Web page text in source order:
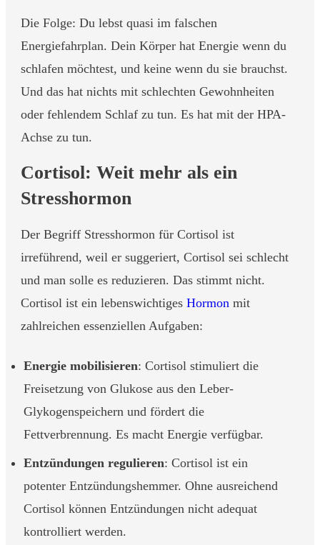
Die Folge: Du lebst quasi im falschen
Energiefahrplan. Dein Körper hat Energie wenn du
schlafen möchtest, und keine wenn du sie brauchst.
Und das hat nichts mit schlechten Gewohnheiten
oder fehlendem Schlaf zu tun. Es hat mit der HPA-
Achse zu tun.
Cortisol: Weit mehr als ein
Stresshormon
Der Begriff Stresshormon für Cortisol ist
irreführend, weil er suggeriert, Cortisol sei schlecht
und man solle es reduzieren. Das stimmt nicht.
Cortisol ist ein lebenswichtiges Hormon mit
zahlreichen essenziellen Aufgaben:
Energie mobilisieren: Cortisol stimuliert die
Freisetzung von Glukose aus den Leber-
Glykogenspeichern und fördert die
Fettverbrennung. Es macht Energie verfügbar.
Entzündungen regulieren: Cortisol ist ein
potenter Entzündungshemmer. Ohne ausreichend
Cortisol können Entzündungen nicht adequat
kontrolliert werden.